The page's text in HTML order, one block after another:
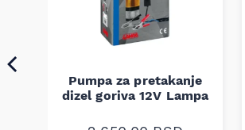
Pumpa za pretakanje
dizel goriva 12V Lampa